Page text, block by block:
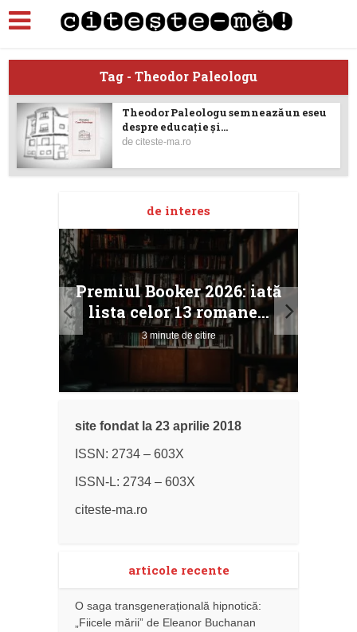
Tag - Theodor Paleologu
Theodor Paleologu semnează un eseu
despre educație și...
deciteste-ma.ro
de interes
Premiul Booker 2026: iată
lista celor 13 romane...
3 minute de citire
site fondat la 23 aprilie 2018
ISSN: 2734 – 603X
ISSN-L: 2734 – 603X
citeste-ma.ro
articole recente
O saga transgenerațională hipnotică:
„Fiicele mării” de Eleanor Buchanan